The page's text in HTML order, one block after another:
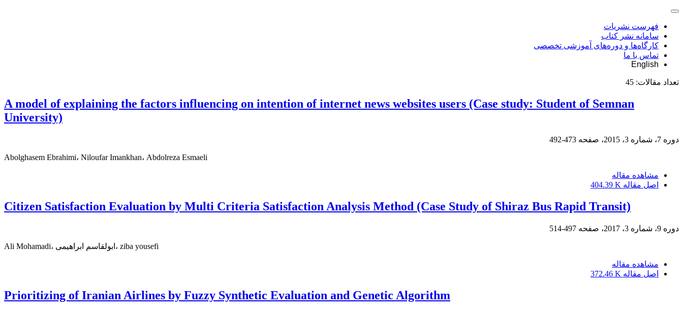
فهرست نشریات
سامانه نشر کتاب
کارگاه‌ها و دوره‌های آموزشی تخصصی
تماس با ما
English
تعداد مقالات: 45
A model of explaining the factors influencing on intention of internet news websites users (Case study: Student of Semnan
University)
دوره 7، شماره 3، 2015، صفحه 473-492
Abolghasem Ebrahimi، Niloufar Imankhan، Abdolreza Esmaeli
مشاهده مقاله
اصل مقاله 404.39 K
Citizen Satisfaction Evaluation by Multi Criteria Satisfaction Analysis Method (Case Study of Shiraz Bus Rapid Transit)
دوره 9، شماره 3، 2017، صفحه 497-514
Ali Mohamadi، ابولقاسم ابراهیمی، ziba yousefi
مشاهده مقاله
اصل مقاله 372.46 K
Prioritizing of Iranian Airlines by Fuzzy Synthetic Evaluation and Genetic Algorithm